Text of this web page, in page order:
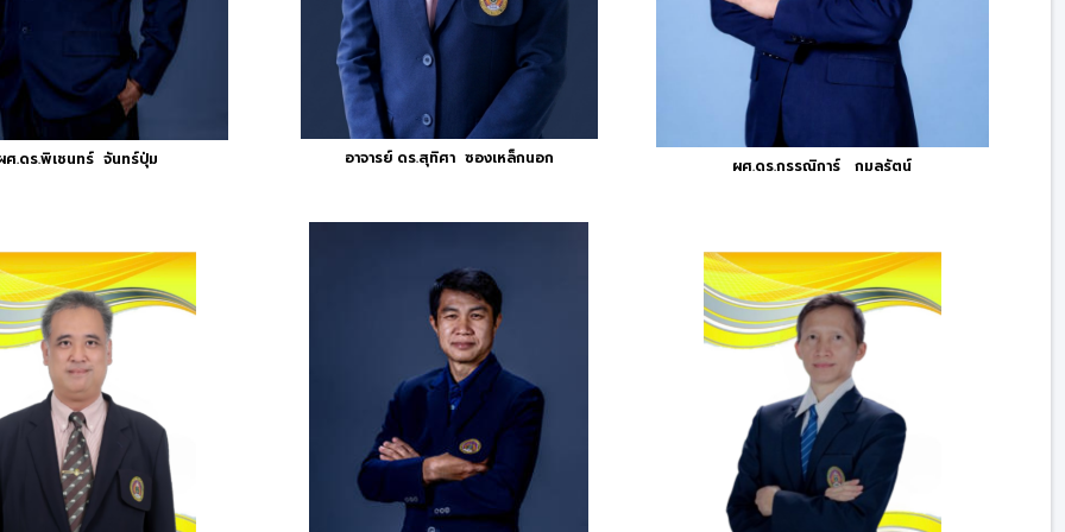
ศ.ดร.พิเชนทร์ จันทร์ปุ่ม อาจารย์ ดร.สุทิศา ซองเหล็กนอก ผศ.ดร.กรรณิการ์ กมลรัตน์